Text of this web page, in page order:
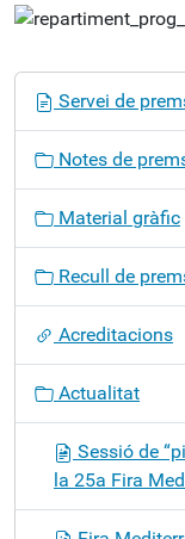
ó
Servei de
Notes de
Material gràfic
Recull de
Acreditacions
Actualitat
Sessió de
la 25a Fira